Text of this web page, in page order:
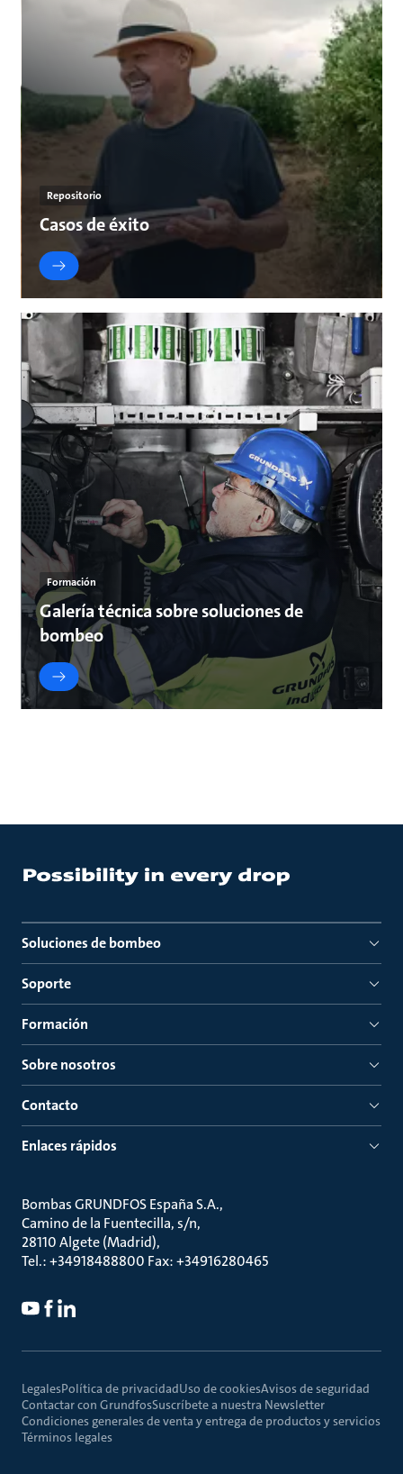
Repositorio
Casos de éxito
Formación
Galería técnica sobre soluciones de
bombeo
Soluciones de bombeo
Soporte
Formación
Sobre nosotros
Contacto
Enlaces rápidos
Bombas GRUNDFOS España S.A.
Camino de la Fuentecilla, s/n
28110 Algete (Madrid)
Tel.: +34918488800 Fax: +34916280465
LegalesPolítica de privacidadUso de cookiesAvisos de seguridad
Contactar con GrundfosSuscríbete a nuestra Newsletter
Condiciones generales de venta y entrega de productos y servicios
Términos legales